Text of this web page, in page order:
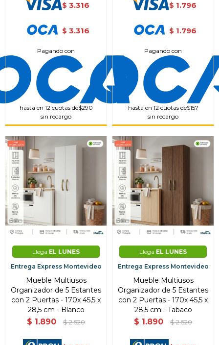
$ 3.316
$ 3.316
Pagando con
hasta en 12 cuotas de$290
sin recargo
$ 1.796
$ 1.796
Pagando con
hasta en 12 cuotas de$157
sin recargo
Llega EL LUNES
Entrega Express Montevideo
Mueble Multiusos
Organizador de 5 Estantes
con 2 Puertas - 170x 45,5 x
28,5 cm - Blanco
$ 1.890 $ 2.520
Llega EL LUNES
Entrega Express Montevideo
Mueble Multiusos
Organizador de 5 Estantes
con 2 Puertas - 170x 45,5 x
28,5 cm - Tabaco
$ 1.890 $ 2.520